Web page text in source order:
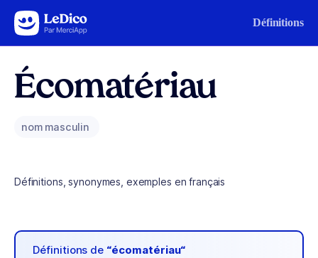
Aller au contenu Définitions
Écomatériau
nom masculin
Définitions, synonymes, exemples en français
Définitions de “écomatériau“